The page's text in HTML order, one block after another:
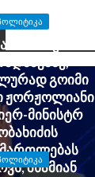
აბაშიძე:
გოიმი
ჟორჟოლიანი
მინისტრ
შხამიან